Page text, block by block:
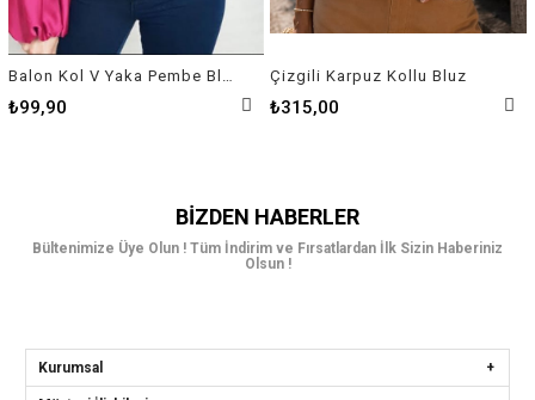
Balon Kol V Yaka Pembe Bluz
₺99,90
Çizgili Karpuz Kollu Bluz
₺315,00
BIZDEN HABERLER
Bültenimize Üye Olun ! Tüm İndirim ve Fırsatlardan İlk Sizin Haberiniz
Olsun !
Kurumsal